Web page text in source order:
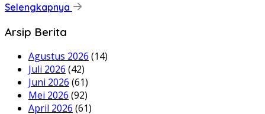
Selengkapnya
Arsip Berita
Agustus 2026 (14)
Juli 2026 (42)
Juni 2026 (61)
Mei 2026 (92)
April 2026 (61)